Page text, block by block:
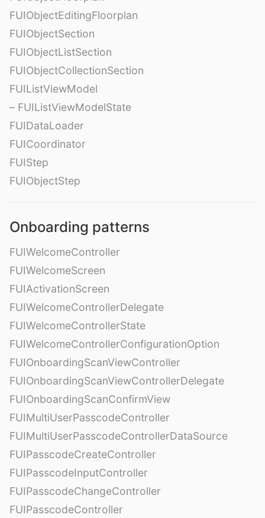
FUIObjectEditingFloorplan
FUIObjectSection
FUIObjectListSection
FUIObjectCollectionSection
FUIListViewModel
– FUIListViewModelState
FUIDataLoader
FUICoordinator
FUIStep
FUIObjectStep
Onboarding patterns
FUIWelcomeController
FUIWelcomeScreen
FUIActivationScreen
FUIWelcomeControllerDelegate
FUIWelcomeControllerState
FUIWelcomeControllerConfigurationOption
FUIOnboardingScanViewController
FUIOnboardingScanViewControllerDelegate
FUIOnboardingScanConfirmView
FUIMultiUserPasscodeController
FUIMultiUserPasscodeControllerDataSource
FUIPasscodeCreateController
FUIPasscodeInputController
FUIPasscodeChangeController
FUIPasscodeController